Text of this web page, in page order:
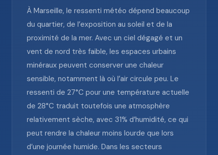
À Marseille, le ressenti météo dépend beaucoup
du quartier, de l’exposition au soleil et de la
proximité de la mer. Avec un ciel dégagé et un
vent de nord très faible, les espaces urbains
minéraux peuvent conserver une chaleur
sensible, notamment là où l’air circule peu. Le
ressenti de 27°C pour une température actuelle
de 28°C traduit toutefois une atmosphère
relativement sèche, avec 31% d’humidité, ce qui
peut rendre la chaleur moins lourde que lors
d’une journée humide. Dans les secteurs